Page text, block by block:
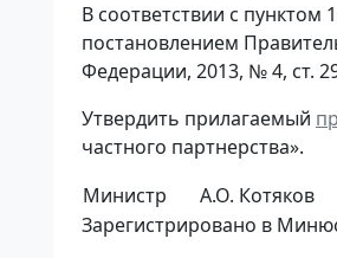
В соответствии с
постановлением
Федерации, 2013, № 4, ст.
Утвердить прилагаемый
частного партнерства».
Министр
А.О. Котяков
Зарегистрировано в